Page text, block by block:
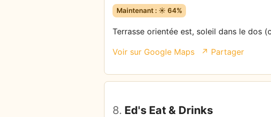
Maintenant : ☀️ 64%
Terrasse orientée est, soleil dans le dos
Voir sur Google Maps ↗ Partager
8. Ed's Eat & Drinks